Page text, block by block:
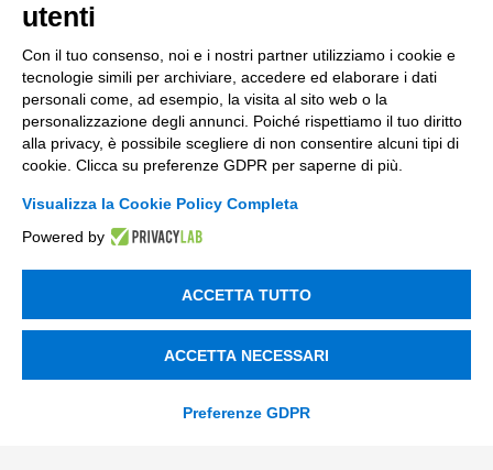
Compliance
Contacts
info@tinextainnovationhub.com
+39 0522 733711
Sede Legale: Corso Mazzini, 11 42015 Correggio (RE)
Società Trasparente
© 2026 Tinexta Innovation Hub S.p.A
utenti
Con il tuo consenso, noi e i nostri partner utilizziamo i cookie e
tecnologie simili per archiviare, accedere ed elaborare i dati
personali come, ad esempio, la visita al sito web o la
personalizzazione degli annunci. Poiché rispettiamo il tuo diritto
alla privacy, è possibile scegliere di non consentire alcuni tipi di
cookie. Clicca su preferenze GDPR per saperne di più.
Visualizza la Cookie Policy Completa
Powered by
ACCETTA TUTTO
ACCETTA NECESSARI
Preferenze GDPR